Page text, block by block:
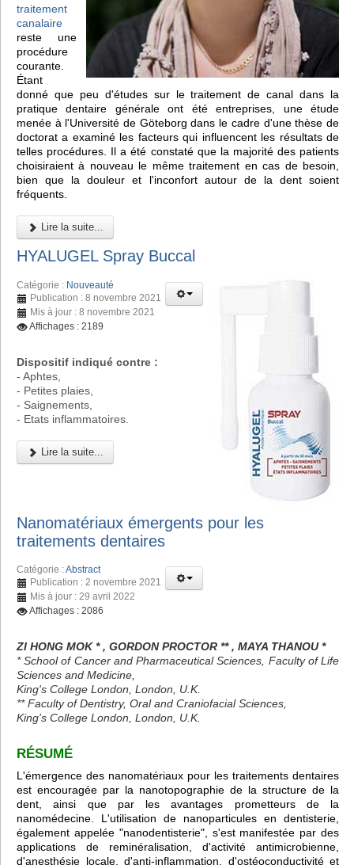
traitement
canalaire
reste une
procédure
courante.
Étant
donné que peu d'études sur le traitement de canal dans la
pratique dentaire générale ont été entreprises, une étude
menée à l'Université de Göteborg dans le cadre d'une thèse de
doctorat a examiné les facteurs qui influencent les résultats de
telles procédures. Il a été constaté que la majorité des patients
choisiraient à nouveau le même traitement en cas de besoin,
bien que la douleur et l'inconfort autour de la dent soient
fréquents.
Lire la suite...
HYALUGEL Spray Buccal
Catégorie : Nouveauté
Publication : 8 novembre 2021
Mis à jour : 8 novembre 2021
Affichages : 2189
Dispositif indiqué contre :
- Aphtes,
- Petites plaies,
- Saignements,
- Etats inflammatoires.
Lire la suite...
Nanomatériaux émergents pour les
traitements dentaires
Catégorie :Abstract
Publication : 2 novembre 2021
Mis à jour : 29 avril 2022
Affichages : 2086
ZI HONG MOK * , GORDON PROCTOR ** , MAYA THANOU *
* School of Cancer and Pharmaceutical Sciences, Faculty of Life
Sciences and Medicine,
King's College London, London, U.K.
** Faculty of Dentistry, Oral and Craniofacial Sciences,
King's College London, London, U.K.
RÉSUMÉ
L'émergence des nanomatériaux pour les traitements dentaires
est encouragée par la nanotopographie de la structure de la
dent, ainsi que par les avantages prometteurs de la
nanomédecine. L'utilisation de nanoparticules en dentisterie,
également appelée "nanodentisterie", s'est manifestée par des
applications de reminéralisation, d'activité antimicrobienne,
d'anesthésie locale, d'anti-inflammation, d'ostéoconductivité et